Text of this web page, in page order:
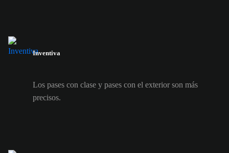
Inventiva
Los pases con clase y pases con el exterior son más
precisos.